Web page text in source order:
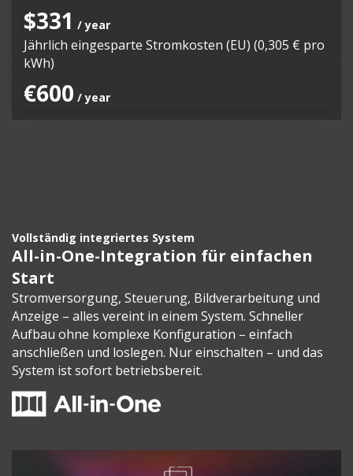
$331 / year
Jährlich eingesparte Stromkosten (EU) (0,305 € pro
kWh)
€600 / year
Vollständig integriertes System
All-in-One-Integration für einfachen
Start
Stromversorgung, Steuerung, Bildverarbeitung und
Anzeige – alles vereint in einem System. Schneller
Aufbau ohne komplexe Konfiguration – einfach
anschließen und loslegen. Nur einschalten – und das
System ist sofort betriebsbereit.